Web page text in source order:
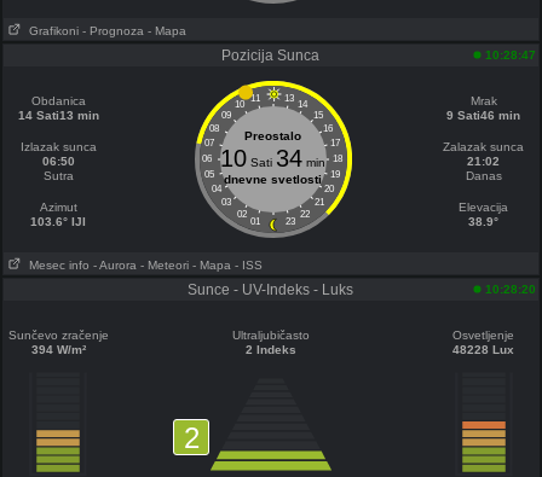
Grafikoni - Prognoza - Mapa
Pozicija Sunca 10:28:47
Obdanica
14 Sati13 min
Izlazak sunca
06:50
Sutra
Azimut
103.6° IJI
11 13
10
14
09
15
08
16
07
17
06
18
05
19
04
20
03
21
02
22
01 23
Preostalo
10 Sati 34 min
dnevne svetlosti
Mrak
9 Sati46 min
Zalazak sunca
21:02
Danas
Elevacija
38.9°
Mesec info - Aurora - Meteori - Mapa - ISS
Sunce - UV-Indeks - Luks 10:28:20
Sunčevo zračenje
394 W/m²
Ultraljubičasto
2 Indeks
2
Osvetljenje
48228 Lux